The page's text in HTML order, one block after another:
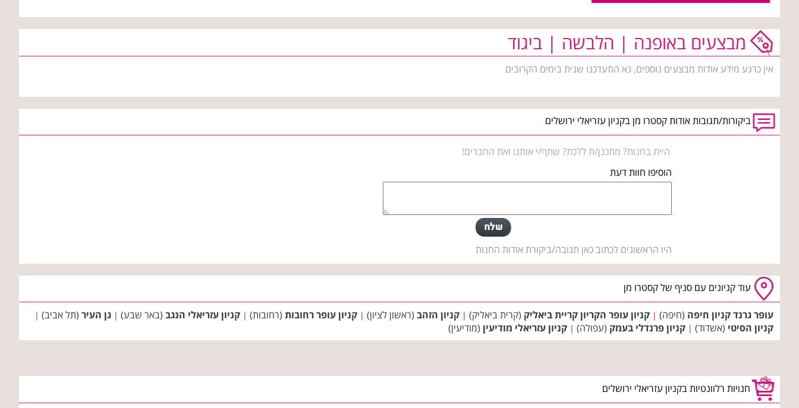
מבצעים באופנה | הלבשה | ביגוד
אין כרגע מידע אודות מבצעים נוספים, נא התעדכנו שנית בימים הקרובים
ביקורות/תגובות אודות קסטרו מן בקניון עזריאלי ירושלים
היית בחנות? מתכנן/ת ללכת? שתף/י אותנו ואת החברים!
הוסיפו חוות דעת
היו הראשונים לכתוב כאן תגובה/ביקורת אודות החנות
עוד קניונים עם סניף של קסטרו מן
עופר גרנד קניון חיפה (חיפה) | קניון עופר הקריון קריית ביאליק (קרית ביאליק) | קניון הזהב (ראשון לציון) | קניון עופר רחובות (רחובות) | קניון עזריאלי הנגב (באר שבע) | גן העיר (תל אביב) |
קניון הסיטי (אשדוד) | קניון פרנדלי בעמק (עפולה) | קניון עזריאלי מודיעין (מודיעין)
חנויות רלוונטיות בקניון עזריאלי ירושלים